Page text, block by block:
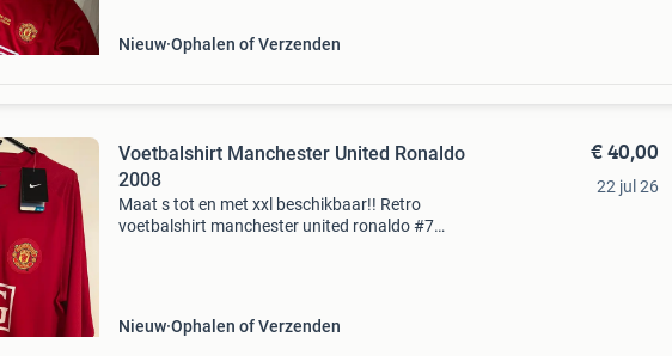
Nieuw Ophalen of Verzenden
Voetbalshirt Manchester United Ronaldo
2008
Maat s tot en met xxl beschikbaar!! Retro
voetbalshirt manchester united ronaldo #7
Nieuw Ophalen of Verzenden
€ 40,00
22 jul 26